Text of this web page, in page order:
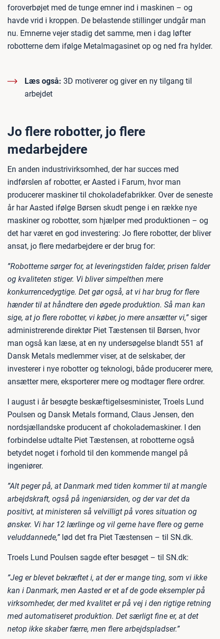
foroverbøjet med de tunge emner ind i maskinen – og
havde vrid i kroppen. De belastende stillinger undgår man
nu. Emnerne vejer stadig det samme, men i dag løfter
robotterne dem ifølge Metalmagasinet op og ned fra hylder.
Læs også: 3D motiverer og giver en ny tilgang til
arbejdet
Jo flere robotter, jo flere
medarbejdere
En anden industrivirksomhed, der har succes med
indførslen af robotter, er Aasted i Farum, hvor man
producerer maskiner til chokoladefabrikker. Over de seneste
år har Aasted ifølge Børsen skudt penge i en række nye
maskiner og robotter, som hjælper med produktionen – og
det har været en god investering: Jo flere robotter, der bliver
ansat, jo flere medarbejdere er der brug for:
”Robotterne sørger for, at leveringstiden falder, prisen falder
og kvaliteten stiger. Vi bliver simpelthen mere
konkurrencedygtige. Det gør også, at vi har brug for flere
hænder til at håndtere den øgede produktion. Så man kan
sige, at jo flere robotter, vi køber, jo mere ansætter vi,” siger
administrerende direktør Piet Tæstensen til Børsen, hvor
man også kan læse, at en ny undersøgelse blandt 551 af
Dansk Metals medlemmer viser, at de selskaber, der
investerer i nye robotter og teknologi, både producerer mere,
ansætter mere, eksporterer mere og modtager flere ordrer.
I august i år besøgte beskæftigelsesminister, Troels Lund
Poulsen og Dansk Metals formand, Claus Jensen, den
nordsjællandske producent af chokolademaskiner. I den
forbindelse udtalte Piet Tæstensen, at robotterne også
betydet noget i forhold til den kommende mangel på
ingeniører.
”Alt peger på, at Danmark med tiden kommer til at mangle
arbejdskraft, også på ingeniørsiden, og der var det da
positivt, at ministeren så velvilligt på vores situation og
ønsker. Vi har 12 lærlinge og vil gerne have flere og gerne
veluddannede,” lød det fra Piet Tæstensen – til SN.dk.
Troels Lund Poulsen sagde efter besøget – til SN.dk:
”Jeg er blevet bekræftet i, at der er mange ting, som vi ikke
kan i Danmark, men Aasted er et af de gode eksempler på
virksomheder, der med kvalitet er på vej i den rigtige retning
med automatiseret produktion. Det særligt fine er, at det
netop ikke skaber færre, men flere arbejdspladser.”